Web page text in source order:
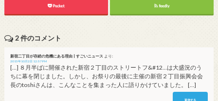
Pocket feedly
2件のコメント
新宿二丁目が存続の危機にある理由 | すごいニュース より:
2015年10月2日 12:57 PM
[…] ８月半ばに開催された新宿２丁目のストリートフ&#12…は大盛況のう
ちに幕を閉じました。しかし、お祭りの最後に主催の新宿２丁目振興会会
長のtoshiさんは、こんなことを集まった人に語りかけていました。 […]
返信する